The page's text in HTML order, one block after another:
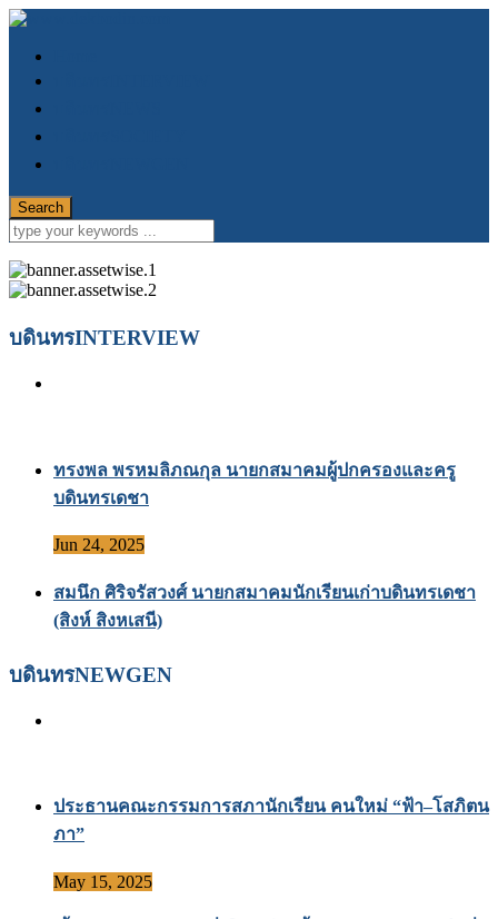
บดินทรINTERVIEW
ทรงพล พรหมลิภณกุล นายกสมาคมผู้ปกครองและครู
บดินทรเดชา
Jun 24, 2025
สมนึก ศิริจรัสวงศ์ นายกสมาคมนักเรียนเก่าบดินทรเดชา
(สิงห์ สิงหเสนี)
บดินทรNEWGEN
ประธานคณะกรรมการสภานักเรียน คนใหม่ “ฟ้า–โสภิตน
ภา”
May 15, 2025